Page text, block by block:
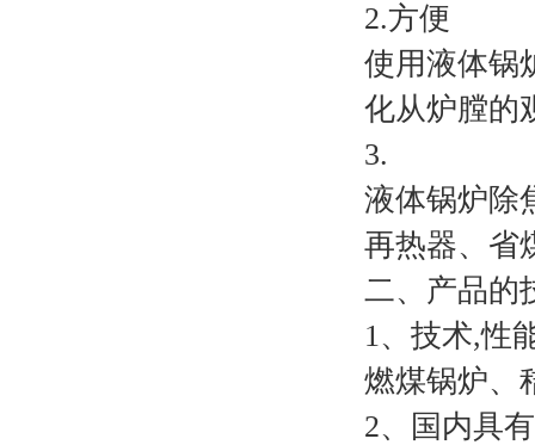
2.方便
使用液体锅
化从炉膛的
3.
液体锅炉除
再热器、省
二、产品的
1、技术,性
燃煤锅炉、
2、国内具